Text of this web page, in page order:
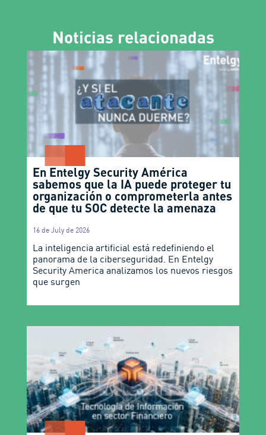
Noticias relacionadas
En Entelgy Security América
sabemos que la IA puede proteger tu
organización o comprometerla antes
de que tu SOC detecte la amenaza
16 de July de 2026
La inteligencia artificial está redefiniendo el
panorama de la ciberseguridad. En Entelgy
Security America analizamos los nuevos riesgos
que surgen